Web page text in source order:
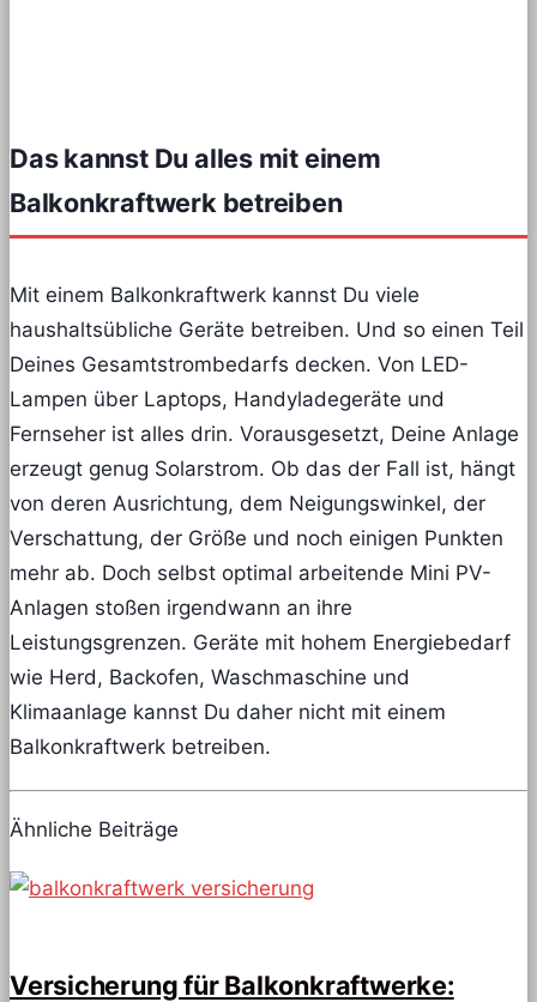
Das kannst Du alles mit einem
Balkonkraftwerk betreiben
Mit einem Balkonkraftwerk kannst Du viele
haushaltsübliche Geräte betreiben. Und so einen Teil
Deines Gesamtstrombedarfs decken. Von LED-
Lampen über Laptops, Handyladegeräte und
Fernseher ist alles drin. Vorausgesetzt, Deine Anlage
erzeugt genug Solarstrom. Ob das der Fall ist, hängt
von deren Ausrichtung, dem Neigungswinkel, der
Verschattung, der Größe und noch einigen Punkten
mehr ab. Doch selbst optimal arbeitende Mini PV-
Anlagen stoßen irgendwann an ihre
Leistungsgrenzen. Geräte mit hohem Energiebedarf
wie Herd, Backofen, Waschmaschine und
Klimaanlage kannst Du daher nicht mit einem
Balkonkraftwerk betreiben.
Ähnliche Beiträge
Versicherung für Balkonkraftwerke: